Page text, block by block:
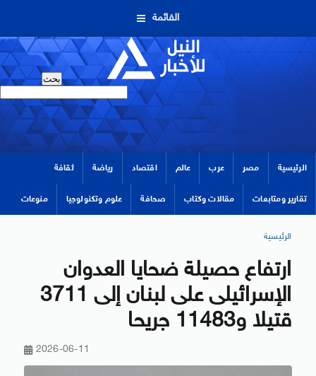
القائمة
الرئيسية مصر عرب عالم اقتصاد رياضة ثقافة
تقارير ومتابعات مقالات وكتاب صحافة علوم وتكنولوجيا منوعات
الرئيسية
ارتفاع حصيلة ضحايا العدوان
الإسرائيلى على لبنان إلى 3711
قتيلا و11483 جريحا
2026-06-11